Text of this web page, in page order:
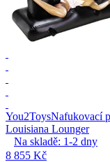
You2ToysNafukovací
Louisiana Lounger
Na skladě: 1-2 dny
8 855 Kč